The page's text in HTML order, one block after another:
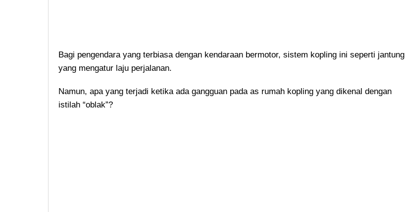
Bagi pengendara yang terbiasa dengan kendaraan bermotor, sistem kopling ini seperti jantung
yang mengatur laju perjalanan.
Namun, apa yang terjadi ketika ada gangguan pada as rumah kopling yang dikenal dengan
istilah “oblak”?